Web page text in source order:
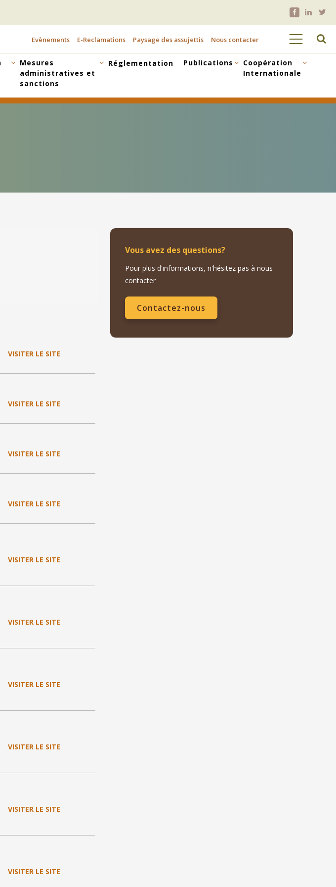
MENU
Evènements E-Reclamations Paysage des assujettis Nous contacter
Mesures
administratives et
sanctions
Réglementation Publications
Coopération
Internationale
VISITER LE SITE
VISITER LE SITE
VISITER LE SITE
VISITER LE SITE
VISITER LE SITE
VISITER LE SITE
VISITER LE SITE
VISITER LE SITE
VISITER LE SITE
VISITER LE SITE
Vous avez des questions?
Pour plus d'informations, n'hésitez pas à nous
contacter
Contactez-nous